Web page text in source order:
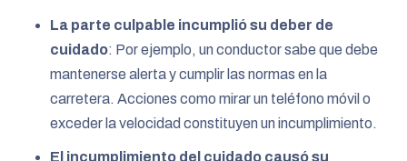
La parte culpable incumplió su deber de
cuidado: Por ejemplo, un conductor sabe que debe
mantenerse alerta y cumplir las normas en la
carretera. Acciones como mirar un teléfono móvil o
exceder la velocidad constituyen un incumplimiento.
El incumplimiento del cuidado causó su